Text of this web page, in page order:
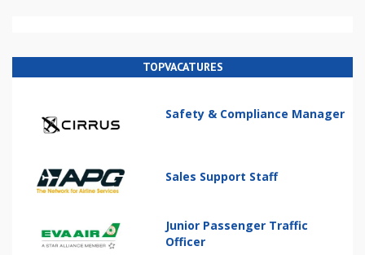
TOPVACATURES
Safety & Compliance Manager
Sales Support Staff
Junior Passenger Traffic
Officer